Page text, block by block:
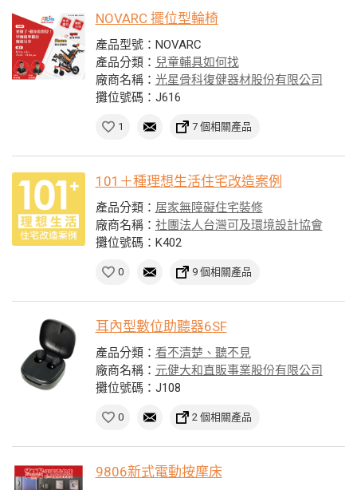
NOVARC 擺位型輪椅
產品型號：NOVARC
產品分類： 兒童輔具如何找
廠商名稱： 光星骨科復健器材股份有限公司
攤位號碼：J616
1 7 個相關產品
101＋種理想生活住宅改造案例
產品分類： 居家無障礙住宅裝修
廠商名稱： 社團法人台灣可及環境設計協會
攤位號碼：K402
0 9 個相關產品
耳內型數位助聽器6SF
產品分類： 看不清楚、聽不見
廠商名稱： 元健大和直販事業股份有限公司
攤位號碼：J108
0 2 個相關產品
9806新式電動按摩床